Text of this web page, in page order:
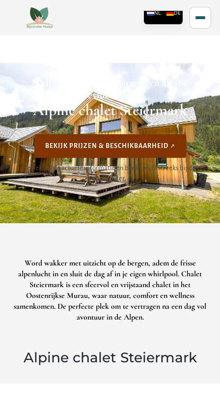
Wellness en bergen: jouw eigen alpine
toevluchtsoord
Alpine chalet Steiermark
BEKIJK PRIJZEN & BESCHIKBAARHEID
Je bekijkt de actuele informatie en boekt rechtstreeks bij de
aanbieder.
Word wakker met uitzicht op de bergen, adem de frisse
alpenlucht in en sluit de dag af in je eigen whirlpool. Chalet
Steiermark is een sfeervol en vrijstaand chalet in het
Oostenrijkse Murau, waar natuur, comfort en wellness
samenkomen. De perfecte plek om te vertragen na een dag vol
avontuur in de Alpen.
Alpine chalet Steiermark